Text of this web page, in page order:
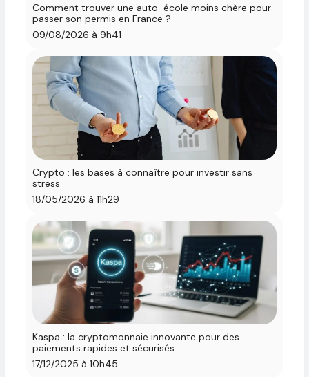
Comment trouver une auto-école moins chère pour
passer son permis en France ?
09/08/2026 à 9h41
Crypto : les bases à connaître pour investir sans
stress
18/05/2026 à 11h29
Kaspa : la cryptomonnaie innovante pour des
paiements rapides et sécurisés
17/12/2025 à 10h45